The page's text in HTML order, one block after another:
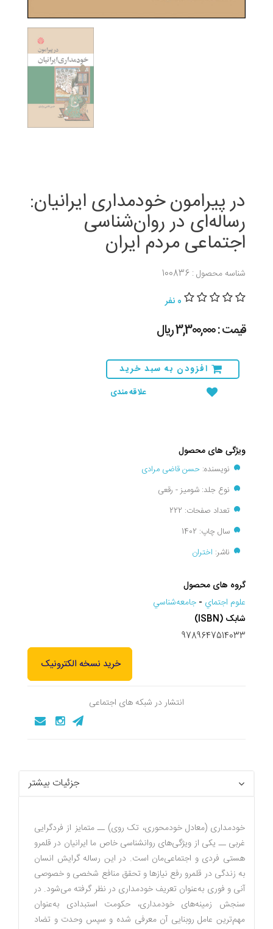
در پیرامون خودمداری ایرانیان:
رساله‌ای در روان‌شناسی
اجتماعی مردم ایران
شناسه محصول : 100836
0 نفر
قیمت : 3,300,000 ريال
افزودن به سبد خرید
علاقه مندی
ویژگی های محصول
نویسنده: حسن قاضی مرادی
نوع جلد: شومیز - رقعی
تعداد صفحات: 222
سال چاپ: 1402
ناشر: اختران
گروه های محصول
علوم اجتماي - جامعه‌شناسي
شابک (ISBN)
9789647514033
خرید نسخه الکترونیک
انتشار در شبکه های اجتماعی
جزئیات بیشتر
خودمداری (معادل خودمحوری، تک روی) ــ متمایز از فردگرایی
غربی ــ یکی از ویژگی‌های روانشناسی خاص ما ایرانیان در قلمرو
هستی فردی و اجتماعی‌مان است. در این رساله گرایش انسان
به زندگی در قلمرو رفع نیازها و تحقق منافع شخصی و خصوصی
آنی و فوری به‌عنوان تعریف خودمداری در نظر گرفته می‌شود. در
سنجش زمینه‌های خودمداری، حکومت استبدادی به‌عنوان
مهم‌ترین عامل روبنایی آن معرفی شده و سپس وحدت و تضاد